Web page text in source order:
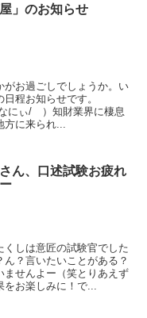
」のお知らせ
がお過ごしでしょうか。い
程お知らせです。
にぃ/ ）知財業界に棲息
に来られ...
ん、口述試験お疲れ
しは意匠の試験官でした
？言いたいことがある？
ませんよー（笑とりあえず
をお楽しみに！で...